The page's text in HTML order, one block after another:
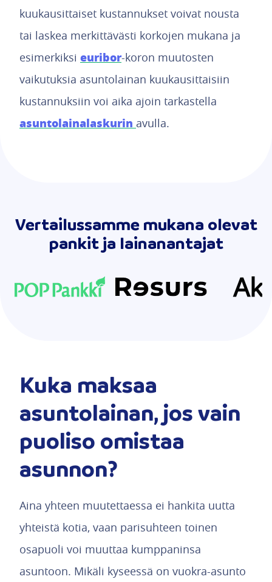
kuukausittaiset kustannukset voivat nousta
tai laskea merkittävästi korkojen mukana ja
esimerkiksi euribor-koron muutosten
vaikutuksia asuntolainan kuukausittaisiin
kustannuksiin voi aika ajoin tarkastella
asuntolainalaskurin avulla.
Vertailussamme mukana olevat
pankit ja lainanantajat
Kuka maksaa
asuntolainan, jos vain
puoliso omistaa
asunnon?
Aina yhteen muutettaessa ei hankita uutta
yhteistä kotia, vaan parisuhteen toinen
osapuoli voi muuttaa kumppaninsa
asuntoon. Mikäli kyseessä on vuokra-asunto